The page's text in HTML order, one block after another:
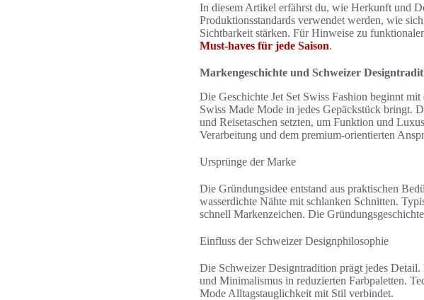
In diesem Artikel erfährst du, wie Herkunft und
Produktionsstandards verwendet werden, wie
Sichtbarkeit stärken. Für Hinweise zu
Must-haves für jede Saison.
Markengeschichte und Schweizer
Die Geschichte Jet Set Swiss Fashion beginnt
Swiss Made Mode in jedes Gepäckstück bringt.
und Reisetaschen setzten, um Funktion und
Verarbeitung und dem premium-orientierten
Ursprünge der Marke
Die Gründungsidee entstand aus praktischen
wasserdichte Nähte mit schlanken Schnitten.
schnell Markenzeichen. Die
Einfluss der Schweizer Designphilosophie
Die Schweizer Designtradition prägt jedes
und Minimalismus in reduzierten Farbpaletten.
Mode Alltagstauglichkeit mit Stil verbindet.